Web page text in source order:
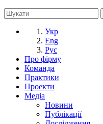
Укр
Eng
Рус
Про фірму
Команда
Практики
Проекти
Медіа
Новини
Публікації